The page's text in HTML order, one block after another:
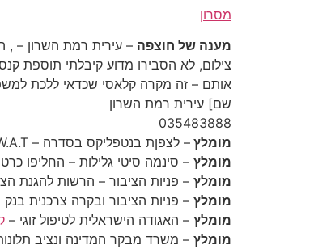
מסרון
מענה של חוצפה
צילום, לא הסבירו מדוע קיבלתי תוספת
אותם – זה מקרה קלאסי שכדאי ללכת
שם] עירית רמת השרון
‎035483888‎
מומלץ – לצפןת בנטפליקס בסדרה – S.W.A.T
מומלץ – סינמה סיטי גלילות – החליפו
מומלץ – פניות הציבור – הרשות להגנת
מומלץ – פניות הציבור ובקרה צרכנית
מומלץ – האגודה הישראלית לטיפול זוגי –
מומלץ – משרד מבקר המדינה ונציב